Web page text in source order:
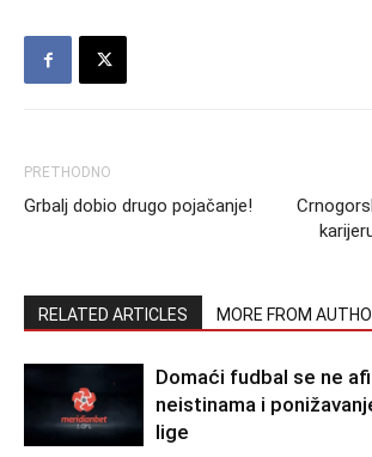
PRETHODNO
Grbalj dobio drugo pojačanje!
RELATED ARTICLES MORE FROM
Domaći fudbal se ne
neistinama i
lige